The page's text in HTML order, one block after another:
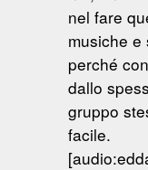
nel fare
musiche
perché
dallo
gruppo
facile.